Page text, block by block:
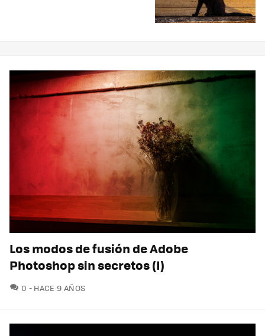
Los modos de fusión de Adobe
Photoshop sin secretos (I)
0 COMENTARIOS
HACE 9 AÑOS